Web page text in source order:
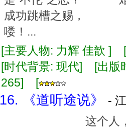
成功跳槽之赐， 总
喽！...
[主要人物: 力辉 佳歆
[时代背景: 现代] [出
265] [
16. 《道听途说》
-
这个人